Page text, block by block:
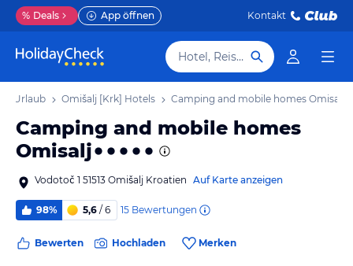
% Deals App öffnen Kontakt
Hotel, Reiseziel
Urlaub Omišalj [Krk] Hotels Camping and mobile homes Omisalj
Camping and mobile homes
Omisalj
Vodotoč 1 51513 Omišalj Kroatien Auf Karte anzeigen
98% 5,6 / 6 15 Bewertungen
Bewerten Hochladen Merken